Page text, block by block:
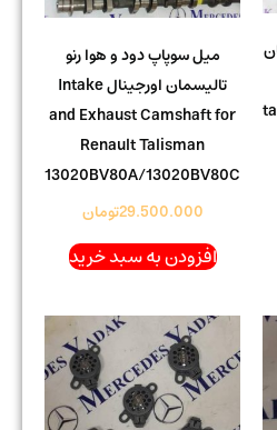
میل سوپاپ دود و هوا رنو
تالیسمان اورجینال Intake
and Exhaust Camshaft for
Renault Talisman
13020BV80A/13020BV80C
29.500.000تومان
افزودن به سبد خرید